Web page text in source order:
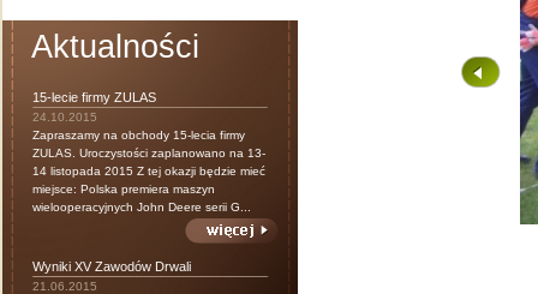
Aktualności
15-lecie firmy ZULAS
24.10.2015
Zapraszamy na obchody 15-lecia firmy
ZULAS. Uroczystości zaplanowano na 13-
14 listopada 2015 Z tej okazji będzie mieć
miejsce: Polska premiera maszyn
wielooperacyjnych John Deere serii G...
Wyniki XV Zawodów Drwali
21.06.2015